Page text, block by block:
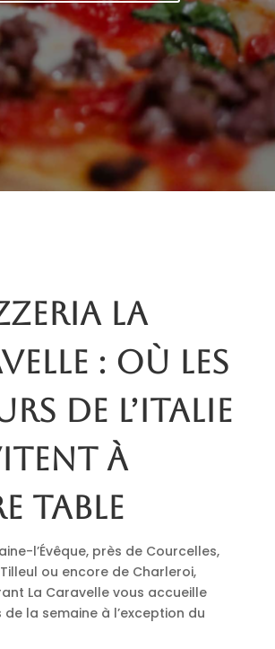
La
: où les
de l’Italie
à
table
l’Évêque, près de Courcelles,
ou encore de Charleroi,
La Caravelle vous accueille
la semaine à l’exception du